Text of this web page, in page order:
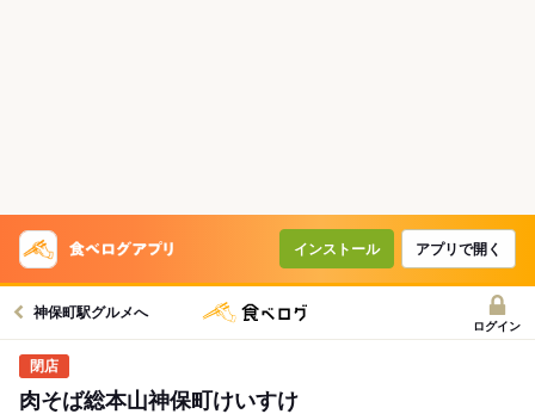
インストール アプリで開く
神保町駅グルメへ
ログイン
肉そば総本山神保町けいすけ